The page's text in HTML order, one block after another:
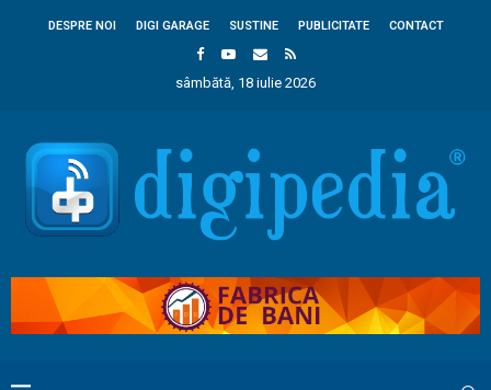
DESPRE NOI DIGI GARAGE SUSTINE PUBLICITATE CONTACT
sâmbătă, 18 iulie 2026